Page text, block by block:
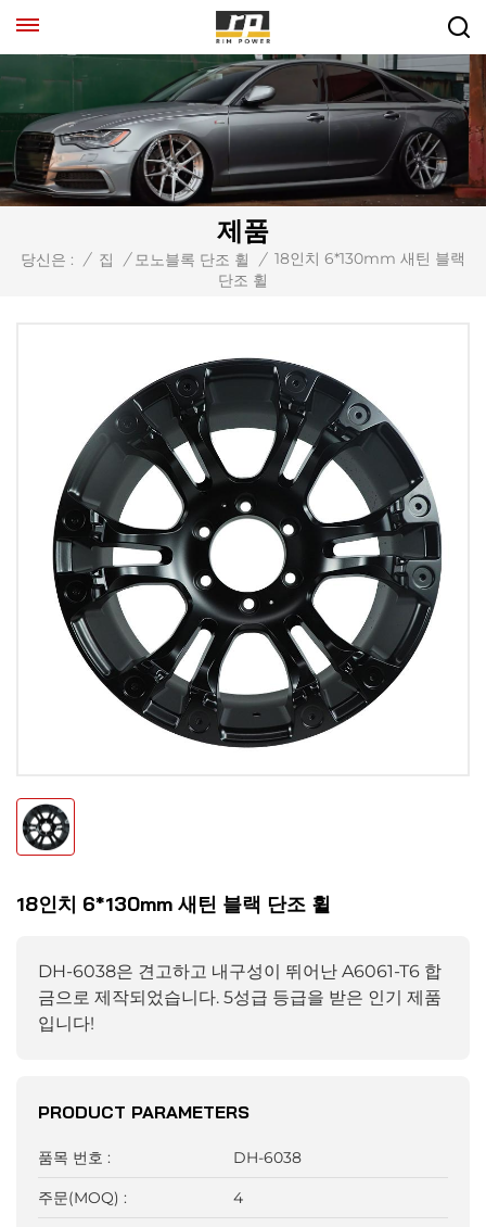
제품
당신은 : / 집 / 모노블록 단조 휠 / 18인치 6*130mm 새틴 블랙
단조 휠
18인치 6*130mm 새틴 블랙 단조 휠
DH-6038은 견고하고 내구성이 뛰어난 A6061-T6 합
금으로 제작되었습니다. 5성급 등급을 받은 인기 제품
입니다!
PRODUCT PARAMETERS
품목 번호 : DH-6038
주문(MOQ) : 4